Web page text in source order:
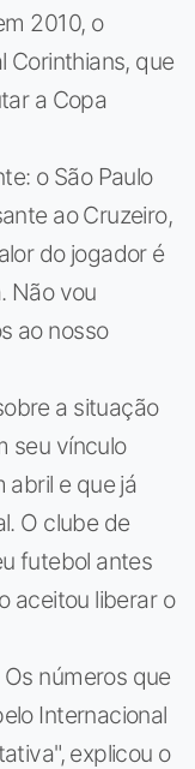
2010, o
Corinthians, que
a Copa
o São Paulo
ao Cruzeiro,
do jogador é
Não vou
ao nosso
a situação
seu vínculo
abril e que já
O clube de
futebol antes
aceitou liberar o
números que
Internacional
explicou o